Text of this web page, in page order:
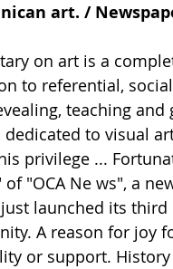
art. /
on art is a
to referential,
teaching and
to visual
privilege ...
"OCA Ne ws", a
launched its
A reason for joy
or support. History